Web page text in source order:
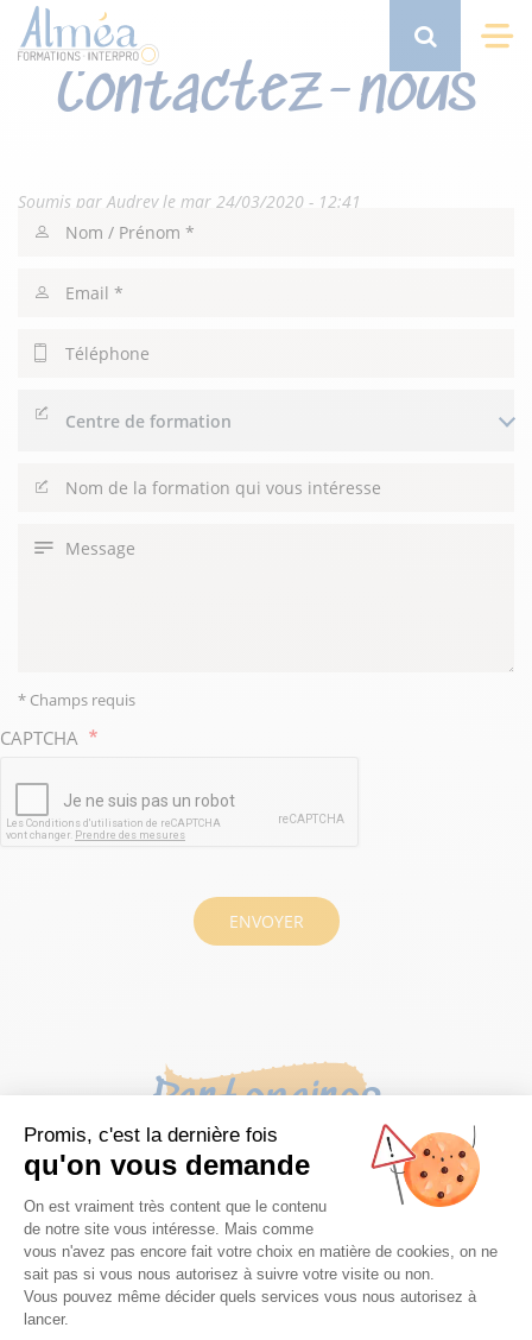
Promis, c'est la dernière fois
qu'on vous demande
Plateforme de Gestion du
On est vraiment très content que le contenu
de notre site vous intéresse. Mais comme
vous n'avez pas encore fait votre choix en matière de cookies, on ne
sait pas si vous nous autorisez à suivre votre visite ou non.
Vous pouvez même décider quels services vous nous autorisez à
lancer.
contenu
principal
Search
Contactez-nous
Soumis parAudreyle mar 24/03/2020 - 12:41
Nom
Email
Téléphone
Centre
Nom
formation
Message
* Champs requis
CAPTCHA
ENVOYER
Partenaires